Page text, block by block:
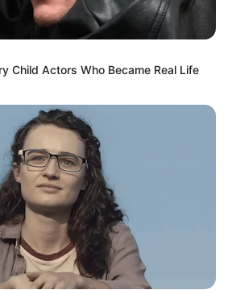
Child Actors Who Became Real Life